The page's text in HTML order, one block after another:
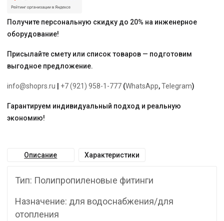
AQUA"
Получите персональную скидку до 20% на инженерное
оборудование!
Присылайте смету или список товаров — подготовим
выгодное предложение.
info@shoprs.ru +7 (921) 958-1-777 (WhatsApp,Telegram)
Гарантируем индивидуальный подход и реальную
экономию!
Описание Характеристики
Тип: Полипропиленовые фитинги
Назначение: для водоснабжения/для
отопления